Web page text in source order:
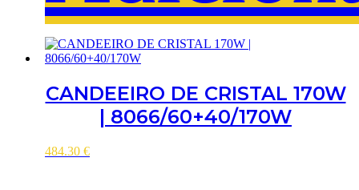
CANDEEIRO DE CRISTAL 170W
| 8066/60+40/170W
484.30 €